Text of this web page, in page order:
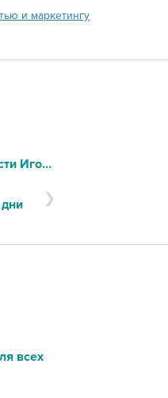
и маркетингу
Губернатор Иркутской области Игорь Кобзев поздравил сотрудников Иркутского диагностического центра с 25-летним юбилеем
всех